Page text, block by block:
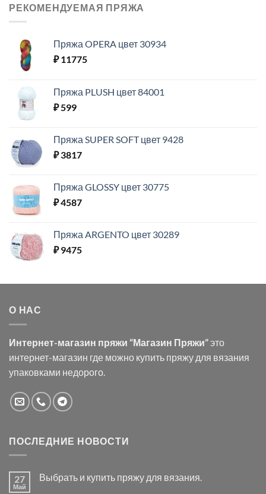
РЕКОМЕНДУЕМАЯ ПРЯЖА
Пряжа OPERA цвет 30934
₽11775
Пряжа PLUSH цвет 84001
₽599
Пряжа SUPER SOFT цвет 9428
₽3817
Пряжа GLOSSY цвет 30775
₽4587
Пряжа ARGENTO цвет 30289
₽9475
О НАС
Интернет-магазин пряжи “Магазин Пряжи”это
интернет-магазин где можно купить пряжу для вязания
упаковками недорого.
ПОСЛЕДНИЕ НОВОСТИ
27
Май
Выбрать и купить пряжу для вязания.